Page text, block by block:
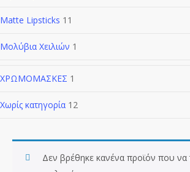
Matte Lipsticks 11
Μολύβια Χειλιών 1
ΧΡΩΜΟΜΑΣΚΕΣ 1
Χωρίς κατηγορία 12
Δεν βρέθηκε κανένα προϊόν που να